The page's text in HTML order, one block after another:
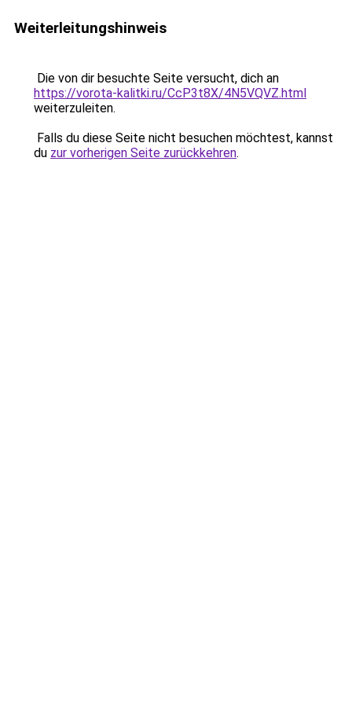
Weiterleitungshinweis
Die von dir besuchte Seite versucht, dich an
https://vorota-kalitki.ru/CcP3t8X/4N5VQVZ.html
weiterzuleiten.
Falls du diese Seite nicht besuchen möchtest, kannst
du zur vorherigen Seite zurückkehren.